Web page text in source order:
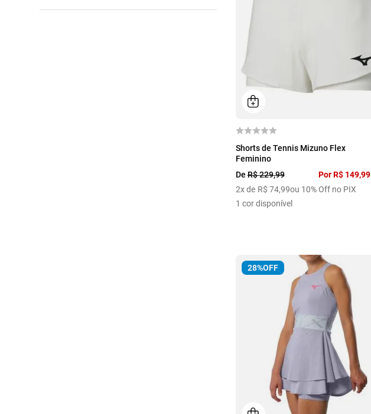
31
32 33
34
G
Shorts de Tennis Mizuno Flex
Feminino
DeR$229,99 PorR$ 149,99
2x de R$ 74,99ou 10% Off no PIX
1 cor disponível
28%OFF